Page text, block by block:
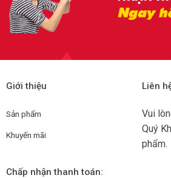
Giới thiệu
Sản phẩm
Khuyến mãi
Liên
Vui
Quý
phẩm.
Chấp nhận thanh toán: